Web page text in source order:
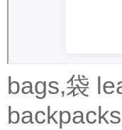
bags,袋